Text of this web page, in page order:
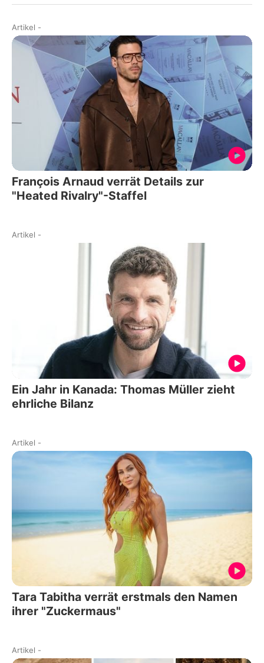
Artikel -
François Arnaud verrät Details zur
"Heated Rivalry"-Staffel
Artikel -
Ein Jahr in Kanada: Thomas Müller zieht
ehrliche Bilanz
Artikel -
Tara Tabitha verrät erstmals den Namen
ihrer "Zuckermaus"
Artikel -